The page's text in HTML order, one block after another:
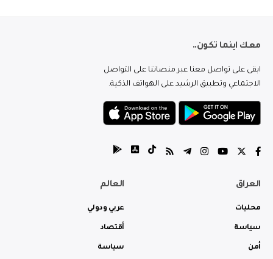
معك اينما تكون..
ابقى على تواصل معنا عبر منصاتنا على التواصل
الاجتماعي وتطبيق الرشيد على الهواتف الذكية.
العراق
محليات
سياسة
أمن
العالم
عربي ودولي
أقتصاد
سياسة